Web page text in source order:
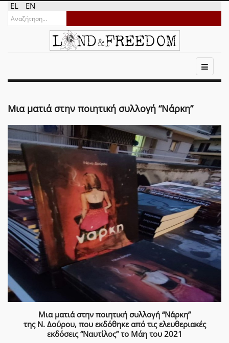
EL EN
Μια ματιά στην ποιητική συλλογή “Νάρκη”
Μια ματιά στην ποιητική συλλογή “Νάρκη”
της Ν. Δούρου, που εκδόθηκε από τις ελευθεριακές
εκδόσεις “Ναυτίλος” το Μάη του 2021